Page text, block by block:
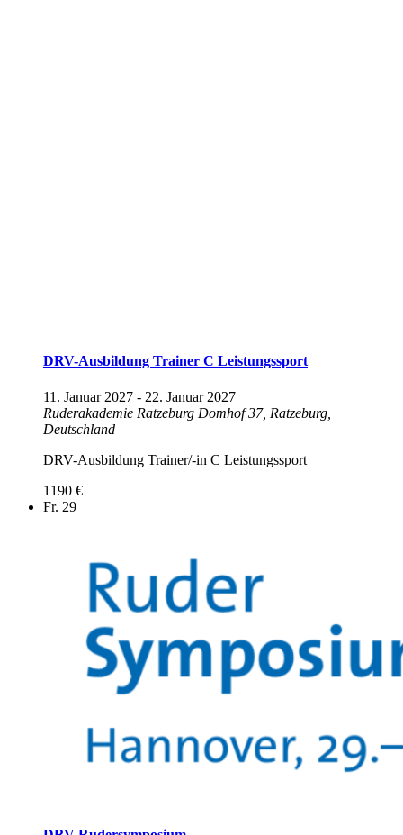
DRV-Ausbildung Trainer C Leistungssport
11. Januar 2027 - 22. Januar 2027
Ruderakademie Ratzeburg Domhof 37, Ratzeburg,
Deutschland
DRV-Ausbildung Trainer/-in C Leistungssport
1190 €
Fr. 29